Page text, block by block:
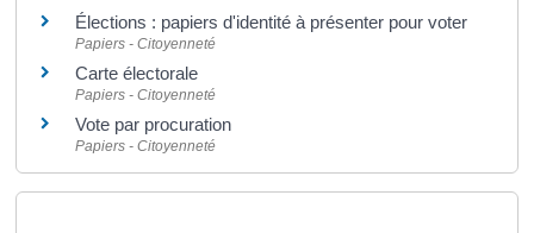
Élections : papiers d'identité à présenter pour voter
Papiers - Citoyenneté
Carte électorale
Papiers - Citoyenneté
Vote par procuration
Papiers - Citoyenneté